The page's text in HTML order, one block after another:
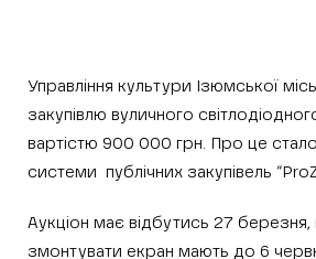
Управління культури Ізюмської
закупівлю вуличного
вартістю 900 000 грн. Про це стало
системи публічних закупівель
Аукціон має відбутись 27 березня,
змонтувати екран мають до 6